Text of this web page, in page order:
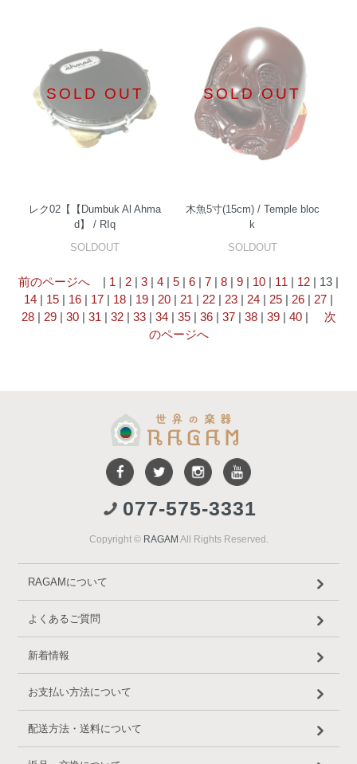
SOLD OUT
レク02【【Dumbuk Al Ahma
d】 / RIq
SOLDOUT
SOLD OUT
木魚5寸(15cm) / Temple bloc
k
SOLDOUT
前のページへ | 1 | 2 | 3 | 4 | 5 | 6 | 7 | 8 | 9 | 10 | 11 | 12 | 13 |
14 | 15 | 16 | 17 | 18 | 19 | 20 | 21 | 22 | 23 | 24 | 25 | 26 | 27 |
28| 29| 30| 31 | 32| 33| 34| 35| 36| 37| 38| 39| 40|
次
のページへ
077-575-3331
Copyright © RAGAM All Rights Reserved.
RAGAMについて
よくあるご質問
新着情報
お支払い方法について
配送方法・送料について